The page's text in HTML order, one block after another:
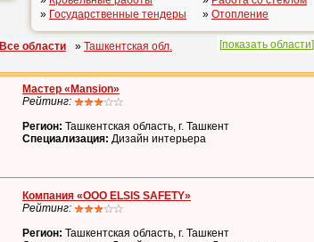
» Государственные тендеры » Отопление
[показать области]
Все области » Ташкентская обл.
Мастер «Mansion»
Рейтинг:
Регион: Ташкентская область, г. Ташкент
Специализация: Дизайн интерьера
Компания «OOO ELSIS SAFETY»
Рейтинг:
Регион: Ташкентская область, г. Ташкент